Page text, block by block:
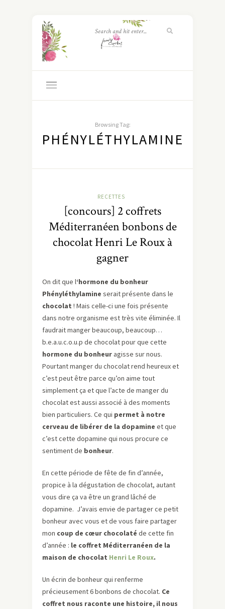
Browsing Tag:
PHÉNYLÉTHYLAMINE
RECETTES
[concours] 2 coffrets
Méditerranéen bonbons de
chocolat Henri Le Roux à
gagner
On dit que l‘hormone du bonheur
Phényléthylamine serait présente dans le
chocolat ! Mais celle-ci une fois présente
dans notre organisme est très vite éliminée. Il
faudrait manger beaucoup, beaucoup…
b.e.a.u.c.o.u.p de chocolat pour que cette
hormone du bonheur agisse sur nous.
Pourtant manger du chocolat rend heureux et
c’est peut être parce qu’on aime tout
simplement ça et que l’acte de manger du
chocolat est aussi associé à des moments
bien particuliers. Ce qui permet à notre
cerveau de libérer de la dopamine et que
c’est cette dopamine qui nous procure ce
sentiment de bonheur.
En cette période de fête de fin d’année,
propice à la dégustation de chocolat, autant
vous dire ça va être un grand lâché de
dopamine. J’avais envie de partager ce petit
bonheur avec vous et de vous faire partager
mon coup de cœur chocolaté de cette fin
d’année : le coffret Méditerranéen de la
maison de chocolat Henri Le Roux.
Un écrin de bonheur qui renferme
précieusement 6 bonbons de chocolat. Ce
coffret nous raconte une histoire, il nous